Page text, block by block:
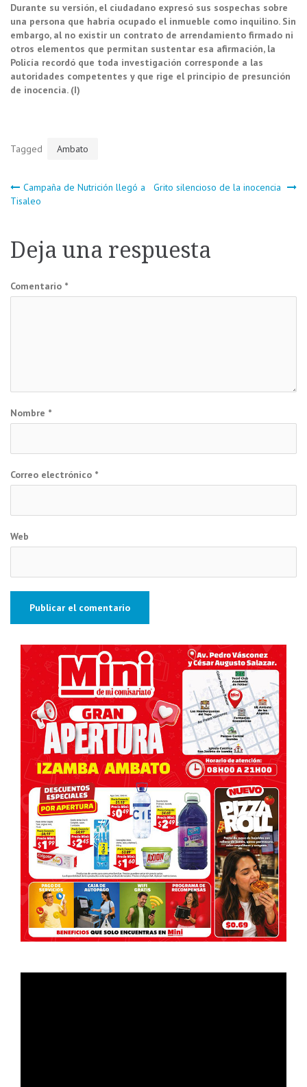
Durante su versión, el ciudadano expresó sus sospechas sobre
una persona que habría ocupado el inmueble como inquilino. Sin
embargo, al no existir un contrato de arrendamiento firmado ni
otros elementos que permitan sustentar esa afirmación, la
Policía recordó que toda investigación corresponde a las
autoridades competentes y que rige el principio de presunción
de inocencia. (I)
Tagged Ambato
Navegación
entradas
Campaña de Nutrición llegó a
Tisaleo
Grito silencioso de la inocencia
Deja una respuesta
Comentario *
Nombre *
Correo electrónico *
Web